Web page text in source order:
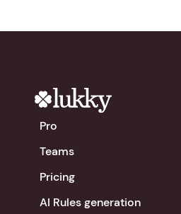
Pro
Teams
Pricing
AI Rules generation